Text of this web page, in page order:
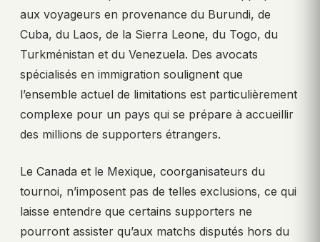
aux voyageurs en provenance du Burundi, de
Cuba, du Laos, de la Sierra Leone, du Togo, du
Turkménistan et du Venezuela. Des avocats
spécialisés en immigration soulignent que
l’ensemble actuel de limitations est particulièrement
complexe pour un pays qui se prépare à accueillir
des millions de supporters étrangers.
Le Canada et le Mexique, coorganisateurs du
tournoi, n’imposent pas de telles exclusions, ce qui
laisse entendre que certains supporters ne
pourront assister qu’aux matchs disputés hors du